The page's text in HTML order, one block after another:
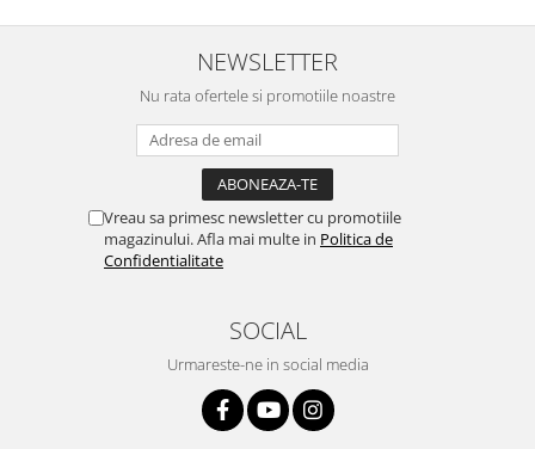
NEWSLETTER
Nu rata ofertele si promotiile noastre
Vreau sa primesc newsletter cu promotiile
magazinului. Afla mai multe in Politica de
Confidentialitate
SOCIAL
Urmareste-ne in social media